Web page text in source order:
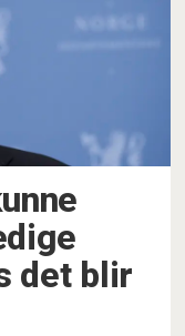
det blir